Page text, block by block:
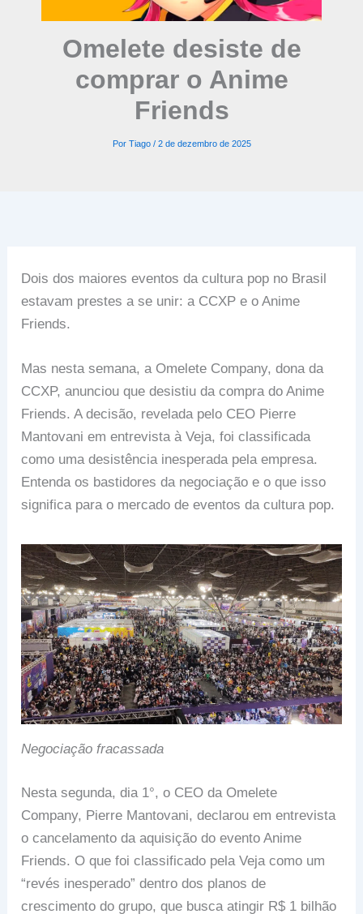
Omelete desiste de
comprar o Anime
Friends
Por Tiago / 2 de dezembro de 2025
Dois dos maiores eventos da cultura pop no Brasil
estavam prestes a se unir: a CCXP e o Anime
Friends.
Mas nesta semana, a Omelete Company, dona da
CCXP, anunciou que desistiu da compra do Anime
Friends. A decisão, revelada pelo CEO Pierre
Mantovani em entrevista à Veja, foi classificada
como uma desistência inesperada pela empresa.
Entenda os bastidores da negociação e o que isso
significa para o mercado de eventos da cultura pop.
Negociação fracassada
Nesta segunda, dia 1°, o CEO da Omelete
Company, Pierre Mantovani, declarou em entrevista
o cancelamento da aquisição do evento Anime
Friends. O que foi classificado pela Veja como um
“revés inesperado” dentro dos planos de
crescimento do grupo, que busca atingir R$ 1 bilhão